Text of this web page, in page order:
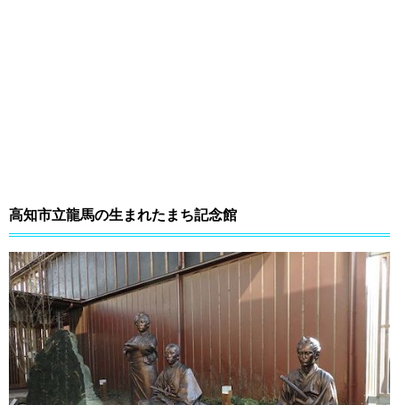
高知市立龍馬の生まれたまち記念館